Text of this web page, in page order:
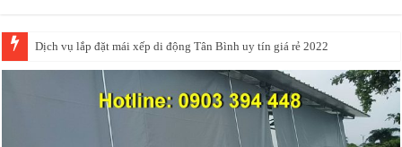
Dịch vụ lắp đặt mái xếp di động Tân Bình uy tín giá rẻ 2022